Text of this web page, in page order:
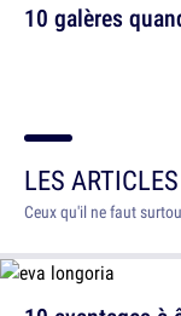
10 galères
LES ARTICLES
Ceux qu'il ne faut